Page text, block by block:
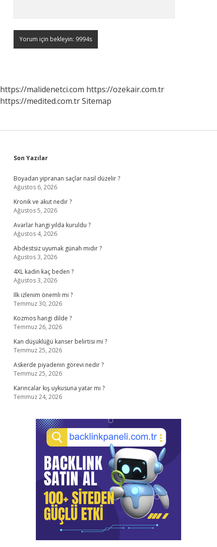
https://malidenetci.com https://ozekair.com.tr
https://medited.com.trSitemap
Sidebar
Son Yazılar
Boyadan yipranan saçlar nasıl düzelir ?
Ağustos 6, 2026
Kronik ve akut nedir ?
Ağustos 5, 2026
Avarlar hangi yılda kuruldu ?
Ağustos 4, 2026
Abdestsiz uyumak günah mıdır ?
Ağustos 3, 2026
4XL kadın kaç beden ?
Ağustos 3, 2026
Ilk izlenim önemli mi ?
Temmuz 30, 2026
Kozmos hangi dilde ?
Temmuz 26, 2026
Kan düşüklüğü kanser belirtisi mi ?
Temmuz 25, 2026
Askerde piyadenin görevi nedir ?
Temmuz 25, 2026
Karıncalar kış uykusuna yatar mı ?
Temmuz 24, 2026